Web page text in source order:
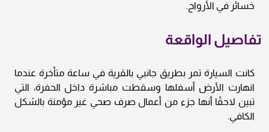
خسائر في الأرواح.
تفاصيل الواقعة
كانت السيارة تمر بطريق جانبي بالقرية في ساعة متأخرة عندما
انهارت الأرض أسفلها وسقطت مباشرة داخل الحفرة، التي
تبين لاحقًا أنها جزء من أعمال صرف صحي غير مؤمنة بالشكل
الكافي.